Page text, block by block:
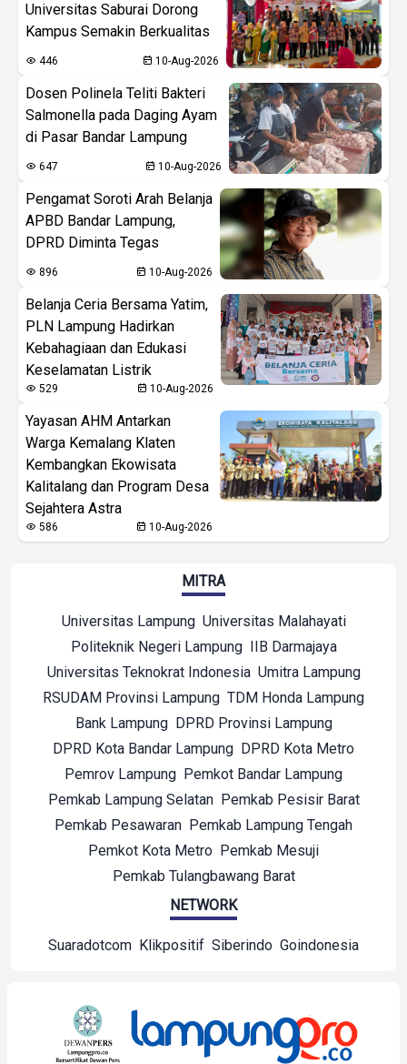
Universitas Saburai Dorong
Kampus Semakin Berkualitas
446 10-Aug-2026
Dosen Polinela Teliti Bakteri
Salmonella pada Daging Ayam
di Pasar Bandar Lampung
647 10-Aug-2026
Pengamat Soroti Arah Belanja
APBD Bandar Lampung,
DPRD Diminta Tegas
896 10-Aug-2026
Belanja Ceria Bersama Yatim,
PLN Lampung Hadirkan
Kebahagiaan dan Edukasi
Keselamatan Listrik
529 10-Aug-2026
Yayasan AHM Antarkan
Warga Kemalang Klaten
Kembangkan Ekowisata
Kalitalang dan Program Desa
Sejahtera Astra
586 10-Aug-2026
MITRA
Universitas Lampung Universitas Malahayati
Politeknik Negeri Lampung
IIB Darmajaya
Universitas Teknokrat Indonesia Umitra Lampung
RSUDAM Provinsi Lampung TDM Honda Lampung
Bank Lampung
DPRD Provinsi Lampung
DPRD Kota Bandar Lampung DPRD Kota Metro
Pemrov Lampung Pemkot Bandar Lampung
Pemkab Lampung Selatan
Pemkab Pesisir Barat
Pemkab Pesawaran Pemkab Lampung Tengah
Pemkot Kota Metro Pemkab Mesuji
Pemkab Tulangbawang Barat
NETWORK
Suaradotcom Klikpositif Siberindo Goindonesia